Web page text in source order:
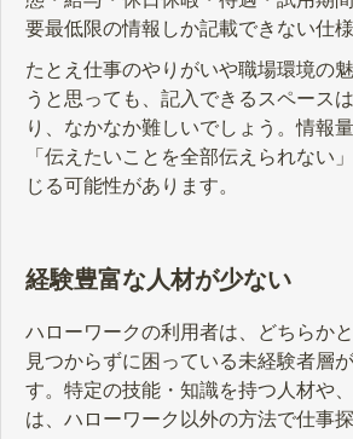
要最低限の情報しか記載できない仕様
たとえ仕事のやりがいや職場環境の
うと思っても、記入できるスペース
り、なかなか難しいでしょう。情報
「伝えたいことを全部伝えられない
じる可能性があります。
経験豊富な人材が少ない
ハローワークの利用者は、どちらか
見つからずに困っている未経験者層
す。特定の技能・知識を持つ人材や
は、ハローワーク以外の方法で仕事